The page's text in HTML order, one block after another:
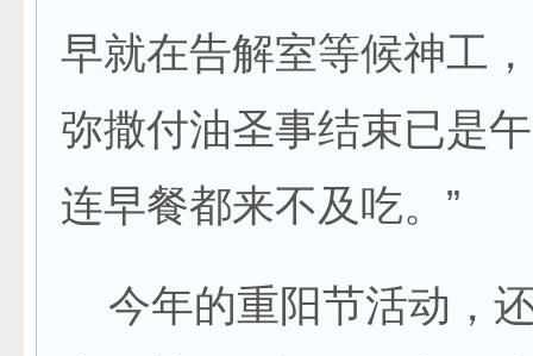
早就在告解室等候神工
弥撒付油圣事结束已是
连早餐都来不及吃。”
今年的重阳节活动，